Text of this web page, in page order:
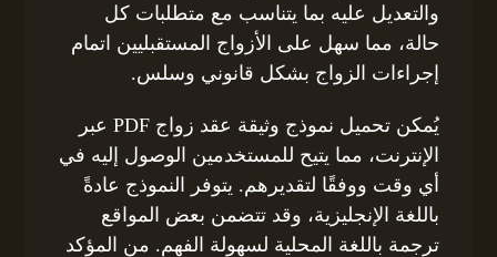
والتعديل عليه بما يتناسب مع متطلبات كل
حالة، مما سهل على الأزواج المستقبليين اتمام
إجراءات الزواج بشكل قانوني وسلس.
يُمكن تحميل نموذج وثيقة عقد زواج PDF عبر
الإنترنت، مما يتيح للمستخدمين الوصول إليه في
أي وقت ووفقًا لتقديرهم. يتوفر النموذج عادةً
باللغة الإنجليزية، وقد تتضمن بعض المواقع
ترجمة باللغة المحلية لسهولة الفهم. من المؤكد